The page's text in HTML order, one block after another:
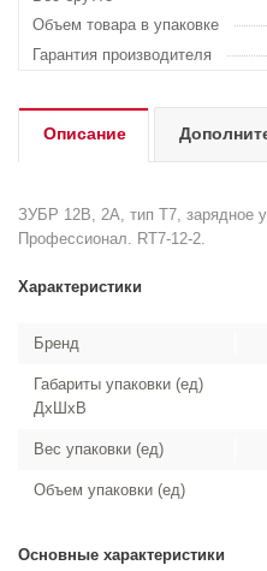
Объем товара в упаковке
Гарантия производителя
Описание
ЗУБР 12В, 2А, тип T7, зарядное
Профессионал. RT7-12-2.
Характеристики
Бренд
Габариты упаковки (ед)
ДхШхВ
Вес упаковки (ед)
Объем упаковки (ед)
Основные характеристики